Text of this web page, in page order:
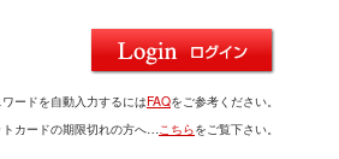
ードを自動入力するにはFAQをご参考ください。
カードの期限切れの方へ…こちらをご覧下さい。